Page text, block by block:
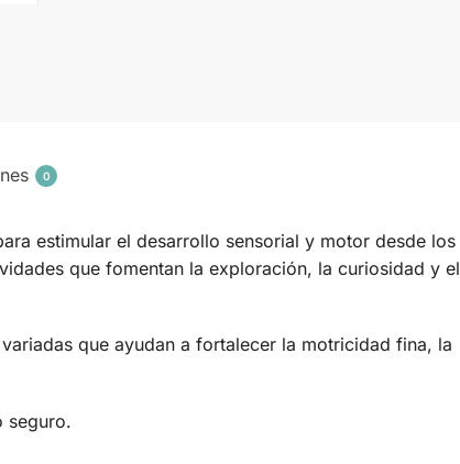
0
estimular el desarrollo sensorial y motor desde los
que fomentan la exploración, la curiosidad y el
que ayudan a fortalecer la motricidad fina, la
seguro.